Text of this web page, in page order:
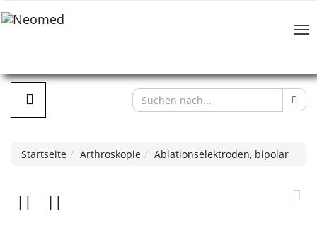
Startseite Arthroskopie Ablationselektroden, bipolar